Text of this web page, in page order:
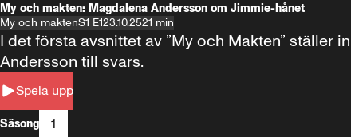
My och makten: Magdalena Andersson om Jimmie-hånet
My och maktenS1 E123.10.2521 min
Spela upp
I det första avsnittet av ”My och Makten”
Andersson till svars.
Säsong 1